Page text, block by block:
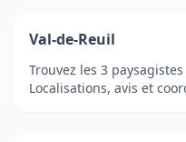
Val-de-Reuil
Trouvez les 3
Localisations, avis et